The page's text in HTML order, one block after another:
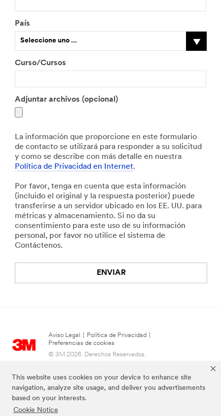
This website uses cookies on your device to enhance site
navigation, analyze site usage, and deliver you advertisements
based on your interests.
Cookie Notice
País
Seleccione uno ...
Curso/Cursos
Adjuntar archivos (opcional)
La información que proporcione en este formulario
de contacto se utilizará para responder a su solicitud
y como se describe con más detalle en nuestra
Política de Privacidad en Internet.
Por favor, tenga en cuenta que esta información
(incluido el original y la respuesta posterior) puede
transferirse a un servidor ubicado en los EE. UU. para
métricas y almacenamiento. Si no da su
consentimiento para este uso de su información
personal, por favor no utilice el sistema de
Contáctenos.
ENVIAR
Aviso Legal Política de Privacidad
Preferencias de cookies
© 3M 2026. Derechos Reservados.